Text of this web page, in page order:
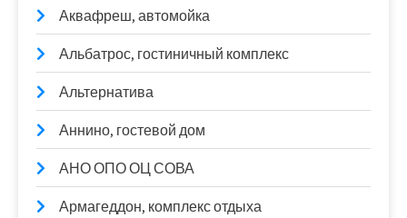
Аквафреш, автомойка
Альбатрос, гостиничный комплекс
Альтернатива
Аннино, гостевой дом
АНО ОПО ОЦ СОВА
Армагеддон, комплекс отдыха